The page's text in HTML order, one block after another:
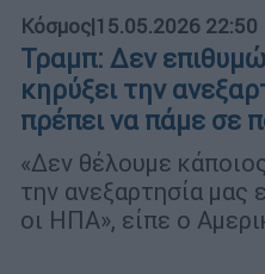
Κόσμος|15.05.2026 22:50
Τραμπ: Δεν
κηρύξει την
πρέπει να πάμε σε
«Δεν θέλουμε
την ανεξαρτησία μας
οι ΗΠΑ», είπε ο